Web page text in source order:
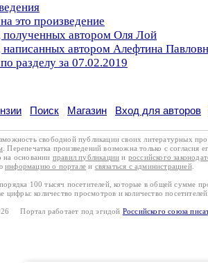
это произведение
полученных автором Оля Лой
написанных автором Алефтина
разделу за 07.02.2019
Поиск Магазин Вход для авторов
свободной публикации своих литературных
. Перепечатка произведений возможна только с согласия
на основании правил публикации и российского
информацию о портале и связаться с администрацией.
100 тысяч посетителей, которые в общей сумме
цифры: количество просмотров и количество посетителей.
Портал работает под эгидой Российского союза